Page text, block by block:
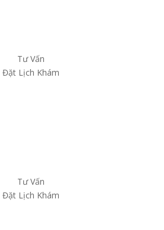
Tư Vấn
Đặt Lịch Khám
Tư Vấn
Đặt Lịch Khám